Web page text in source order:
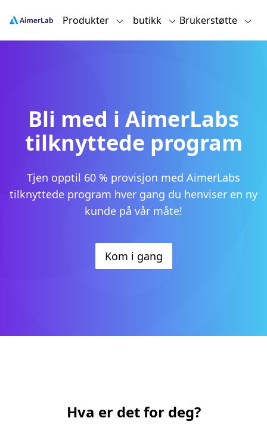
Produkter butikk Brukerstøtte
Bli med i AimerLabs
tilknyttede program
Tjen opptil 60 % provisjon med AimerLabs
tilknyttede program hver gang du henviser en ny
kunde på vår måte!
Kom i gang
Hva er det for deg?